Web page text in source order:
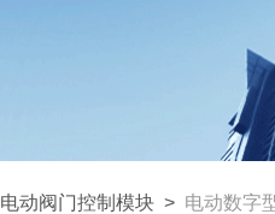
电动阀门控制模块 > 电动数字